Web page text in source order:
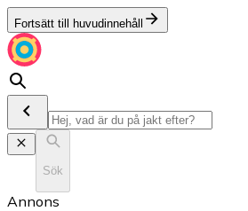
Fortsätt till huvudinnehåll
Sök
Annons